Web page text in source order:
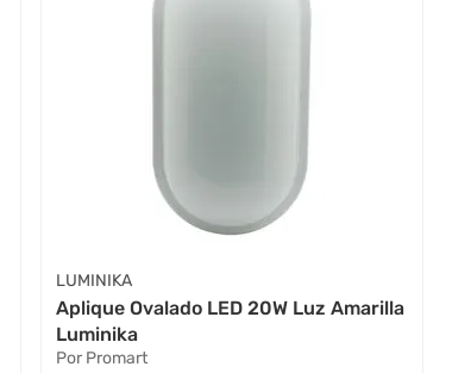
LUMINIKA
Aplique Ovalado LED 20W Luz Amarilla
Luminika
Por Promart